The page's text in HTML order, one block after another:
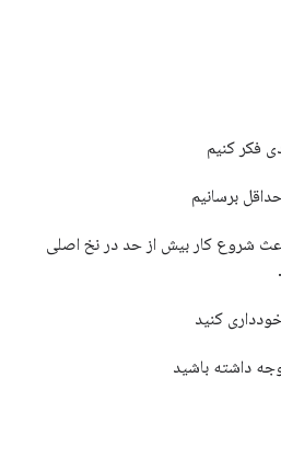
فکر کنیم
برسانیم
شروع کار بیش از حد در نخ اصلی
کنید
داشته باشید